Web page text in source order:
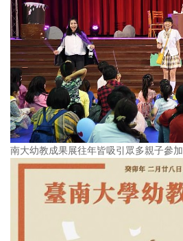
南大幼教成果展往年皆吸引眾多親子參加